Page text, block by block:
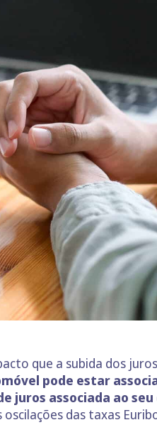
que a subida dos
pode estar
juros associada ao
das taxas